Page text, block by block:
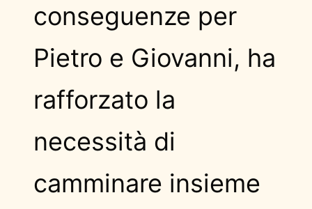
conseguenze per
Pietro e Giovanni, ha
rafforzato la
necessità di
camminare insieme